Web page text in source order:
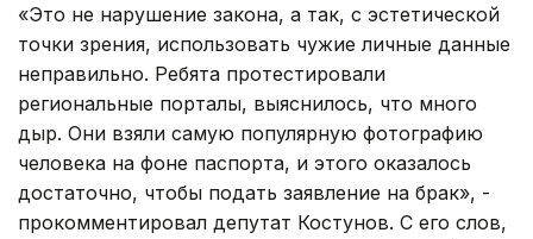
«Это не нарушение закона, а так, с эстетической
точки зрения, использовать чужие личные данные
неправильно. Ребята протестировали
региональные порталы, выяснилось, что много
дыр. Они взяли самую популярную фотографию
человека на фоне паспорта, и этого оказалось
достаточно, чтобы подать заявление на брак», -
прокомментировал депутат Костунов. С его слов,